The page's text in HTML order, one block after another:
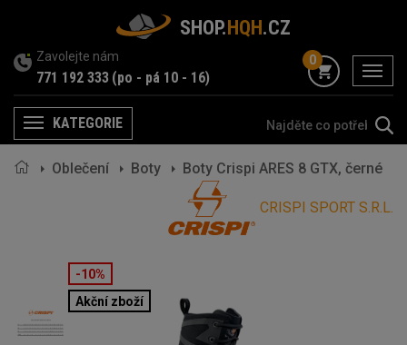
SHOP.HQH.CZ
Zavolejte nám
771 192 333 (po - pá 10 - 16) menu
0
MenuKATEGORIE
Oblečení Boty Boty Crispi ARES 8 GTX, černé
CRISPI SPORT S.R.L.
-10%
Akční zboží